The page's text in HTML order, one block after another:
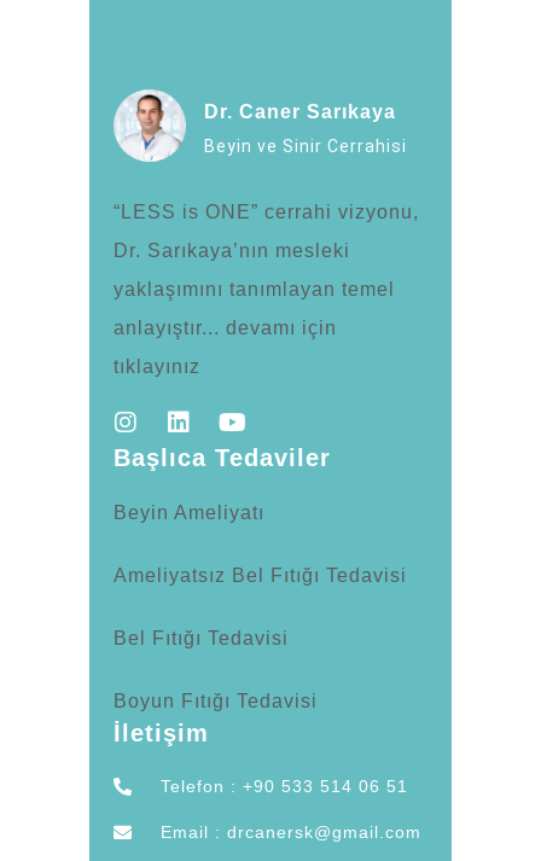
Dr. Caner Sarıkaya
Beyin ve Sinir Cerrahisi
“LESS is ONE” cerrahi vizyonu,
Dr. Sarıkaya’nın mesleki
yaklaşımını tanımlayan temel
anlayıştır... devamı için
tıklayınız
Başlıca Tedaviler
Beyin Ameliyatı
Ameliyatsız Bel Fıtığı Tedavisi
Bel Fıtığı Tedavisi
Boyun Fıtığı Tedavisi
İletişim
Telefon : +90 533 514 06 51
Email : drcanersk@gmail.com